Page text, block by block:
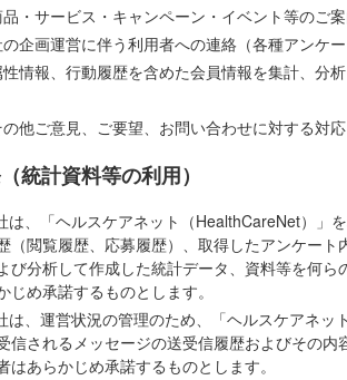
品・サービス・キャンペーン・イベント等の
企画運営に伴う利用者への連絡（各種アンケ
性情報、行動履歴を含めた会員情報を集計、
の他ご意見、ご要望、お問い合わせに対する対応
統計資料等の利用）
は、「ヘルスケアネット（HealthCareNet）」
（閲覧履歴、応募履歴）、取得したアンケー
び分析して作成した統計データ、資料等を何
じめ承諾するものとします。
は、運営状況の管理のため、「ヘルスケアネ
信されるメッセージの送受信履歴およびその
はあらかじめ承諾するものとします。